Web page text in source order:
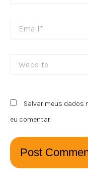
Salvar meus dados
eu comentar.